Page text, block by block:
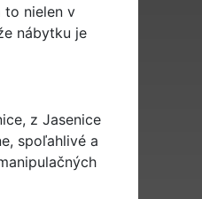
to nielen v
nábytku je
z Jasenice
spoľahlivé a